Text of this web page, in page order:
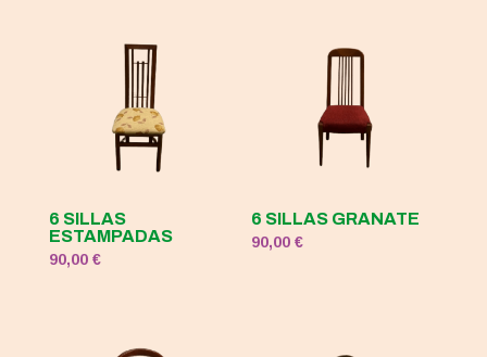
6 SILLAS
ESTAMPADAS
90,00 €
6 SILLAS GRANATE
90,00€